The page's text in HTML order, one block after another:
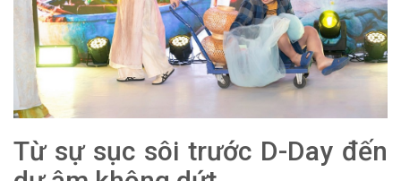
Từ sự sục sôi trước D-Day đến